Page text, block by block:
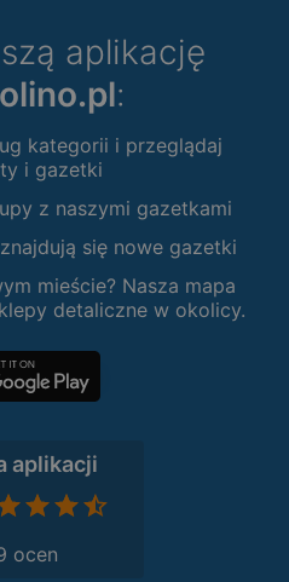
aplikację
:
kategorii i przeglądaj
i gazetki
z naszymi gazetkami
się nowe gazetki
mieście? Nasza mapa
detaliczne w okolicy.
aplikacji
ocen